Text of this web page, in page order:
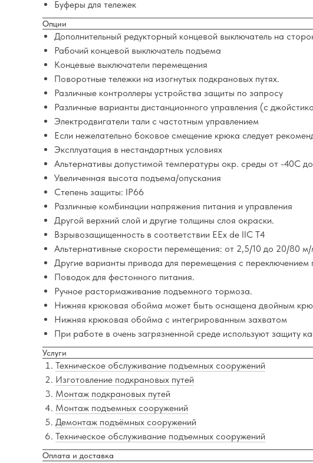
Буферы для тележек
Опции
Дополнительный редукторный концевой выключатель на
Рабочий концевой выключатель подъема
Концевые выключатели перемещения
Поворотные тележки на изогнутых подкрановых путях.
Различные контроллеры устройства защиты по запросу
Различные варианты дистанционного управления (с
Электродвигатели тали с частотным управлением
Если нежелательно боковое смещение крюка следует
Эксплуатация в нестандартных условиях
Альтернативы допустимой температуры окр. среды от -40С
Увеличенная высота подъема/опускания
Степень защиты: IP66
Различные комбинации напряжения питания и управления
Другой верхний слой и другие толщины слоя окраски.
Взрывозащищенность в соответствии EEx de IIC T4
Альтернативные скорости перемещения: от 2,5/10 до 20/80
Другие варианты привода для перемещения с переключением
Поводок для фестонного питания.
Ручное растормаживание подъемного тормоза.
Нижняя крюковая обойма может быть оснащена двойным
Нижняя крюковая обойма с интегрированным захватом
При работе в очень загрязненной среде используют защиту
Услуги
Техническое обслуживание подъемных сооружений
Изготовление подкрановых путей
Монтаж подкрановых путей
Монтаж подъемных сооружений
Демонтаж подъёмных сооружений
Техническое обслуживание подъемных сооружений
Оплата и доставка